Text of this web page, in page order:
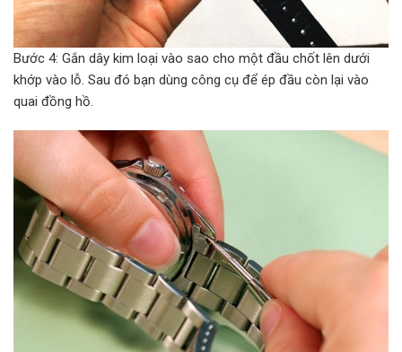
Bước 4: Gắn dây kim loại vào sao cho một đầu chốt lên dưới
khớp vào lỗ. Sau đó bạn dùng công cụ để ép đầu còn lại vào
quai đồng hồ.